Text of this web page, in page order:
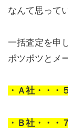
なんて思って
一括査定を申
ポツポツとメ
・Ａ社・・・
・Ｂ社・・・